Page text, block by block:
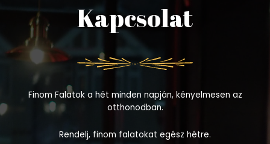
Kapcsolat
Finom Falatok a hét minden napján, kényelmesen az
otthonodban.
Rendelj, finom falatokat egész hétre.